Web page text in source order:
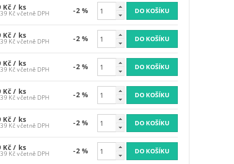
Kč/ ks
1 523,39 Kč včetně DPH -2 %
Kč/ ks
1 523,39 Kč včetně DPH -2 %
Kč/ ks
1 523,39 Kč včetně DPH -2 %
Kč/ ks
1 523,39 Kč včetně DPH -2 %
Kč/ ks
1 523,39 Kč včetně DPH -2 %
Kč/ ks
1 523,39 Kč včetně DPH -2 %